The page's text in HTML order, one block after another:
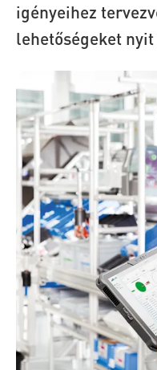
igényeihez
lehetőségeket